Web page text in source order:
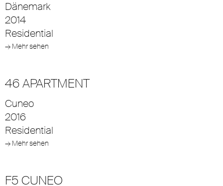
Dänemark
2014
Residential
→ Mehr sehen
46 APARTMENT
Cuneo
2016
Residential
→ Mehr sehen
F5 CUNEO